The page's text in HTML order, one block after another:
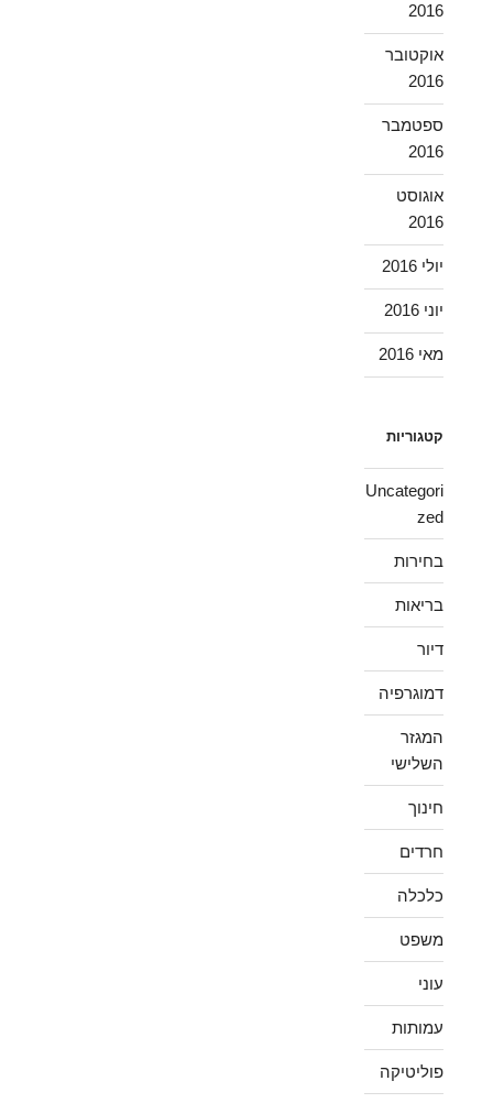
2016
אוקטובר
2016
ספטמבר
2016
אוגוסט
2016
יולי 2016
יוני 2016
מאי 2016
קטגוריות
Uncategori
zed
בחירות
בריאות
דיור
דמוגרפיה
המגזר
השלישי
חינוך
חרדים
כלכלה
משפט
עוני
עמותות
פוליטיקה